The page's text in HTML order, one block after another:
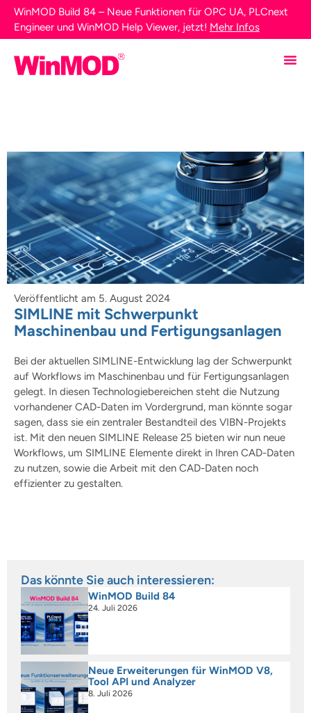
WinMOD Build 84 – Neue Funktionen für OPC UA, PLCnext
Engineer und WinMOD Help Viewer, jetzt! Mehr Infos
Veröffentlicht am 5. August 2024
SIMLINE mit Schwerpunkt
Maschinenbau und Fertigungsanlagen
Bei der aktuellen SIMLINE-Entwicklung lag der Schwerpunkt
auf Workflows im Maschinenbau und für Fertigungsanlagen
gelegt. In diesen Technologiebereichen steht die Nutzung
vorhandener CAD-Daten im Vordergrund, man könnte sogar
sagen, dass sie ein zentraler Bestandteil des VIBN-Projekts
ist. Mit den neuen SIMLINE Release 25 bieten wir nun neue
Workflows, um SIMLINE Elemente direkt in Ihren CAD-Daten
zu nutzen, sowie die Arbeit mit den CAD-Daten noch
effizienter zu gestalten.
Das könnte Sie auch interessieren:
WinMOD Build 84
24. Juli 2026
Neue Erweiterungen für WinMOD V8,
Tool API und Analyzer
8. Juli 2026